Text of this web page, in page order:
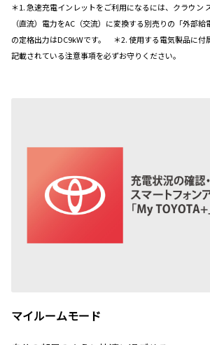
＊1. 急速充電インレットをご利用になるには、クラウン
（直流）電力をAC（交流）に変換する別売りの「外部
の定格出力はDC9kWです。 ＊2. 使用する電気製品に付
記載されている注意事項を必ずお守りください。
マイルームモード